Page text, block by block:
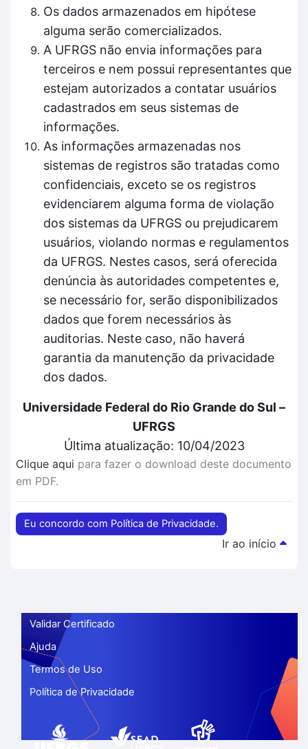
Os dados armazenados em hipótese
alguma serão comercializados.
A UFRGS não envia informações para
terceiros e nem possui representantes que
estejam autorizados a contatar usuários
cadastrados em seus sistemas de
informações.
As informações armazenadas nos
sistemas de registros são tratadas como
confidenciais, exceto se os registros
evidenciarem alguma forma de violação
dos sistemas da UFRGS ou prejudicarem
usuários, violando normas e regulamentos
da UFRGS. Nestes casos, será oferecida
denúncia às autoridades competentes e,
se necessário for, serão disponibilizados
dados que forem necessários às
auditorias. Neste caso, não haverá
garantia da manutenção da privacidade
dos dados.
Universidade Federal do Rio Grande do Sul –
UFRGS
Última atualização: 10/04/2023
Clique aqui para fazer o download deste documento
em PDF.
Eu concordo com Política de Privacidade.
Ir ao início
Validar Certificado
Ajuda
Termos de Uso
Política de Privacidade